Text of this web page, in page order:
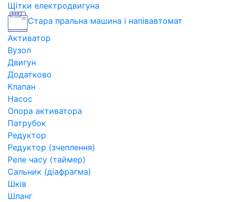
Щітки електродвигуна
Стара пральна машина і напівавтомат
Активатор
Вузол
Двигун
Додатково
Клапан
Насос
Опора активатора
Патрубок
Редуктор
Редуктор (зчеплення)
Реле часу (таймер)
Сальник (діафрагма)
Шків
Шланг